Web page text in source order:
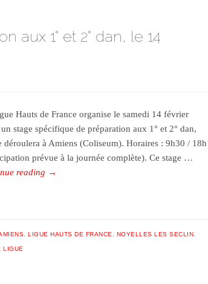
aux 1° et 2° dan, le 14
Hauts de France organise le samedi 14 février
stage spécifique de préparation aux 1° et 2° dan,
déroulera à Amiens (Coliseum). Horaires : 9h30 / 18h
prévue à la journée complète). Ce stage …
reading →
LIGUE HAUTS DE FRANCE NOYELLES LES SECLIN
LIGUE